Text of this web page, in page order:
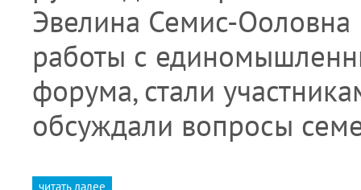
Эвелина Семис-
работы с
форума, стали
обсуждали вопросы
читать далее